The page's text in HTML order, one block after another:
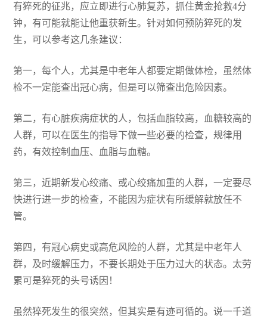
有猝死的征兆，应立即进行心肺复苏，抓住黄金抢救4分
钟，有可能就能让他重获新生。针对如何预防猝死的发
生，可以参考这几条建议：
第一，每个人，尤其是中老年人都要定期做体检，虽然体
检不一定能查出冠心病，但是可以筛查出危险因素。
第二，有心脏疾病症状的人，包括血脂较高，血糖较高的
人群，可以在医生的指导下做一些必要的检查，规律用
药，有效控制血压、血脂与血糖。
第三，近期新发心绞痛、或心绞痛加重的人群，一定要尽
快进行进一步的检查，不能因为症状有所缓解就放任不
管。
第四，有冠心病史或高危风险的人群，尤其是中老年人
群，及时缓解压力，不要长期处于压力过大的状态。太劳
累可是猝死的头号诱因！
虽然猝死发生的很突然，但其实是有迹可循的。说一千道